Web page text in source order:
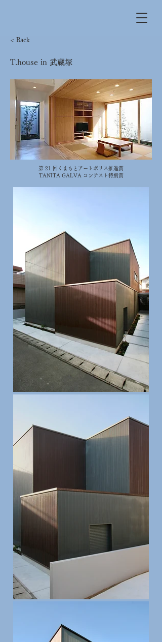
< Back
T.house in 武蔵塚
第 21 回くまもとアートポリス推進賞
TANITA GALVA コンテスト特別賞